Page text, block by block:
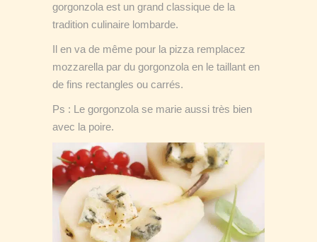
gorgonzola est un grand classique de la
tradition culinaire lombarde.
Il en va de même pour la pizza remplacez
mozzarella par du gorgonzola en le taillant en
de fins rectangles ou carrés.
Ps : Le gorgonzola se marie aussi très bien
avec la poire.